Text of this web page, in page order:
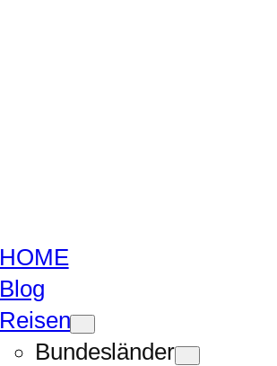
HOME
Blog
Reisen
Bundesländer